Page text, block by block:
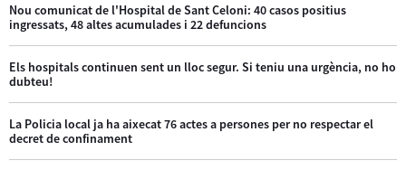
Nou comunicat de l'Hospital de Sant Celoni: 40 casos positius
ingressats, 48 altes acumulades i 22 defuncions
Els hospitals continuen sent un lloc segur. Si teniu una urgència, no ho
dubteu!
La Policia local ja ha aixecat 76 actes a persones per no respectar el
decret de confinament